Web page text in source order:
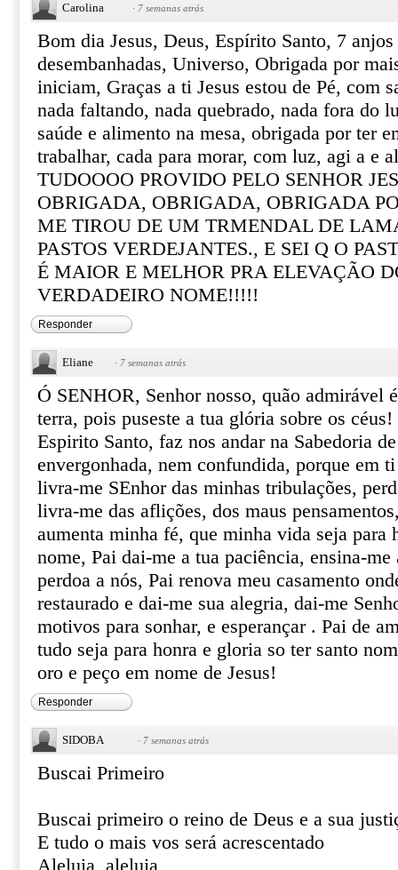
Carolina · 7 semanas atrás
Bom dia Jesus, Deus, Espírito Santo, 7 anjos
desembanhadas, Universo, Obrigada por
iniciam, Graças a ti Jesus estou de Pé, com
nada faltando, nada quebrado, nada fora do
saúde e alimento na mesa, obrigada por ter
trabalhar, cada para morar, com luz, agi a e
TUDOOOO PROVIDO PELO SENHOR
OBRIGADA, OBRIGADA, OBRIGADA
ME TIROU DE UM TRMENDAL DE
PASTOS VERDEJANTES., E SEI Q O
É MAIOR E MELHOR PRA ELEVAÇÃO
VERDADEIRO NOME!!!!!
Responder
Eliane · 7 semanas atrás
Ó SENHOR, Senhor nosso, quão admirável
terra, pois puseste a tua glória sobre os
Espirito Santo, faz nos andar na Sabedoria
envergonhada, nem confundida, porque em
livra-me SEnhor das minhas tribulações,
livra-me das aflições, dos maus
aumenta minha fé, que minha vida seja para
nome, Pai dai-me a tua paciência, ensina-me
perdoa a nós, Pai renova meu casamento
restaurado e dai-me sua alegria, dai-me
motivos para sonhar, e esperançar . Pai de
tudo seja para honra e gloria so ter santo
oro e peço em nome de Jesus!
Responder
SIDOBA · 7 semanas atrás
Buscai Primeiro
Buscai primeiro o reino de Deus e a sua
E tudo o mais vos será acrescentado
Aleluia, aleluia